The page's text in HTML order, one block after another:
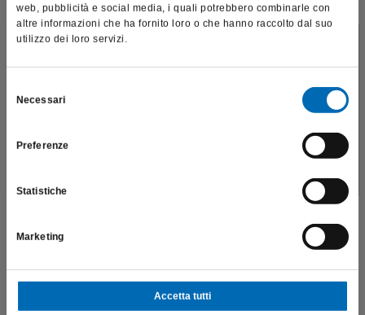
web, pubblicità e social media, i quali potrebbero combinarle con
altre informazioni che ha fornito loro o che hanno raccolto dal suo
utilizzo dei loro servizi.
delNecessari
Preferenze
Statistiche
Marketing
Accetta tutti
4092
€201,45
professionali e riporta dati, prodotti e beni sensibili per la
salute e la sicurezza del paziente; pertanto, per visitare il sito,